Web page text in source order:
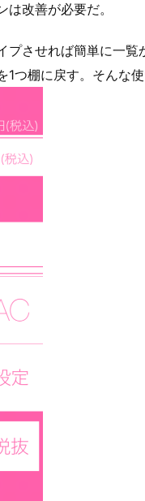
改善が必要だ。
プさせれば簡単に一
つ棚に戻す。そんな使